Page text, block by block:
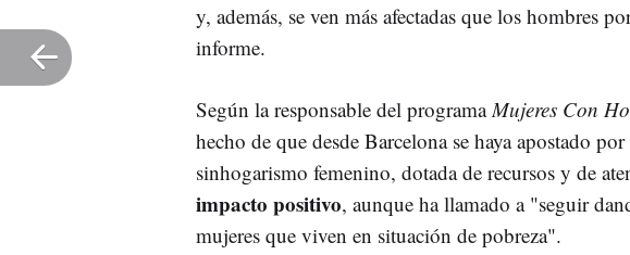
y, además, se ven más afectadas que los hombres
informe.
Según la responsable del programa Mujeres Con
hecho de que desde Barcelona se haya apostado
sinhogarismo femenino, dotada de recursos y de
impacto positivo, aunque ha llamado a "seguir
mujeres que viven en situación de pobreza".